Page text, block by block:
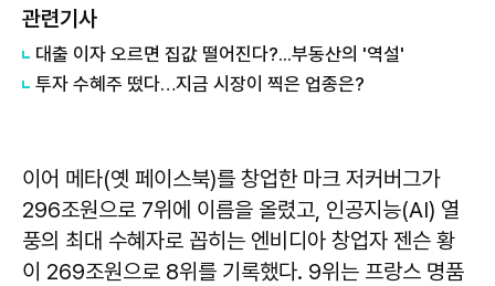
관련기사
대출 이자 오르면 집값 떨어진다?...부동산의 '역설'
투자 수혜주 떴다…지금 시장이 찍은 업종은?
이어 메타(옛 페이스북)를 창업한 마크 저커버그가
296조원으로 7위에 이름을 올렸고, 인공지능(AI) 열
풍의 최대 수혜자로 꼽히는 엔비디아 창업자 젠슨 황
이 269조원으로 8위를 기록했다. 9위는 프랑스 명품